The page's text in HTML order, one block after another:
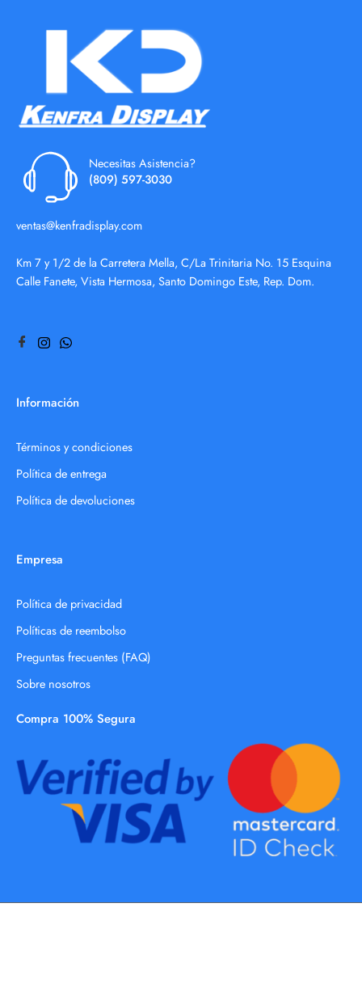
Necesitas Asistencia?
(809) 597-3030
ventas@kenfradisplay.com
Km 7 y 1/2 de la Carretera Mella, C/La Trinitaria No. 15 Esquina
Calle Fanete, Vista Hermosa, Santo Domingo Este, Rep. Dom.
Información
Términos y condiciones
Política de entrega
Política de devoluciones
Empresa
Política de privacidad
Políticas de reembolso
Preguntas frecuentes (FAQ)
Sobre nosotros
Compra 100% Segura